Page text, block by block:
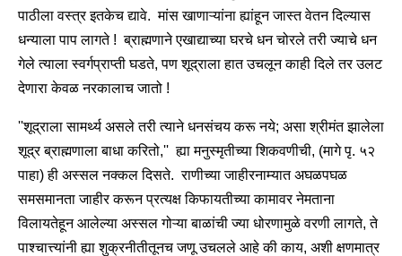
पाठीला वस्त्र इतकेच द्यावे. मांस खाणाऱ्यांना ह्यांहून जास्त वेतन दिल्यास
धन्याला पाप लागते ! ब्राह्मणाने एखाद्याच्या घरचे धन चोरले तरी ज्याचे धन
गेले त्याला स्वर्गप्राप्ती घडते, पण शूद्राला हात उचलून काही दिले तर उलट
देणारा केवळ नरकालाच जातो !
''शूद्राला सामर्थ्य असले तरी त्याने धनसंचय करू नये; असा श्रीमंत झालेला
शूद्र ब्राह्मणाला बाधा करितो,'' ह्या मनुस्मृतीच्या शिकवणीची, (मागे पृ. ५२
पाहा) ही अस्सल नक्कल दिसते. राणीच्या जाहीरनाम्यात अघळपघळ
समसमानता जाहीर करून प्रत्यक्ष किफायतीच्या कामावर नेमताना
विलायतेहून आलेल्या अस्सल गोऱ्या बाळांची ज्या धोरणामुळे वरणी लागते, ते
पाश्चात्त्यांनी ह्या शुक्रनीतीतूनच जणू उचलले आहे की काय, अशी क्षणमात्र